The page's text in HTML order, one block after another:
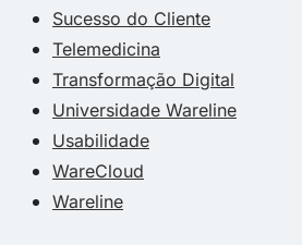
Sucesso do Cliente
Telemedicina
Transformação Digital
Universidade Wareline
Usabilidade
WareCloud
Wareline